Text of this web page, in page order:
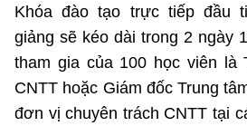
Khóa đào tạo trực tiếp đầu
giảng sẽ kéo dài trong 2 ngày
tham gia của 100 học viên là
CNTT hoặc Giám đốc Trung
đơn vị chuyên trách CNTT tại